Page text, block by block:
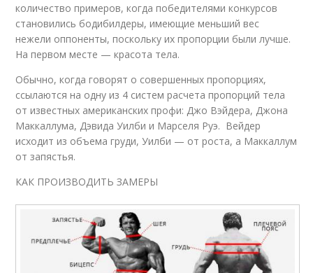
количество примеров, когда победителями конкурсов
становились бодибилдеры, имеющие меньший вес
нежели оппоненты, поскольку их пропорции были лучше.
На первом месте — красота тела.
Обычно, когда говорят о совершенных пропорциях,
ссылаются на одну из 4 систем расчета пропорций тела
от известных американских профи: Джо Вэйдера, Джона
Маккаллума, Дэвида Уилби и Марселя Руэ. Вейдер
исходит из объема груди, Уилби — от роста, а Маккаллум
от запястья.
КАК ПРОИЗВОДИТЬ ЗАМЕРЫ